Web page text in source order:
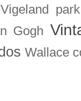
Vigeland park
Gogh
Wallace